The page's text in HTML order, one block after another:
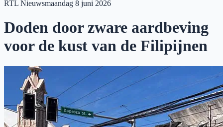
RTL Nieuwsmaandag 8 juni 2026
Doden door zware aardbeving
voor de kust van de Filipijnen